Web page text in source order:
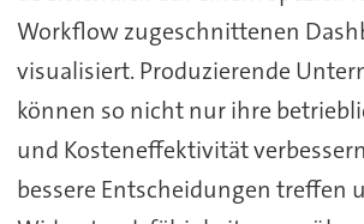
Workflow zugeschnittenen
visualisiert. Produzierende
können so nicht nur ihre
und Kosteneffektivität
bessere Entscheidungen treffen